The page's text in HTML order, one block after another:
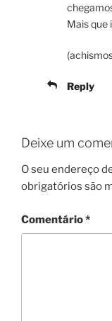
Mais que
Reply
Deixe um
O seu endereço
obrigatórios são
Comentário*